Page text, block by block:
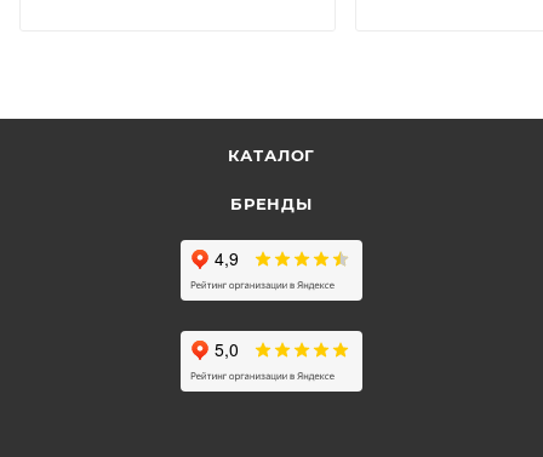
КАТАЛОГ
БРЕНДЫ